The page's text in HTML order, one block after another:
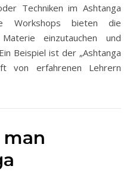
Techniken im Ashtanga
Workshops bieten die
einzutauchen und
Beispiel ist der „Ashtanga
von erfahrenen Lehrern